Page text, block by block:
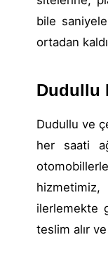
bile
ortadan
Dudullu
Dudullu ve
her saati
hizmetimiz,
ilerlemekte
teslim alır